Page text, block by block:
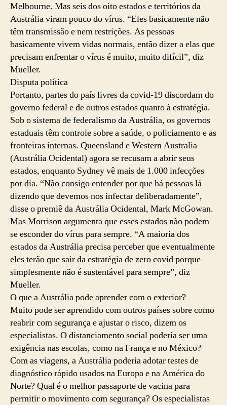
Melbourne. Mas seis dos oito estados e territórios da
Austrália viram pouco do vírus. “Eles basicamente não
têm transmissão e nem restrições. As pessoas
basicamente vivem vidas normais, então dizer a elas que
precisam enfrentar o vírus é muito, muito difícil”, diz
Mueller.
Disputa política
Portanto, partes do país livres da covid-19 discordam do
governo federal e de outros estados quanto à estratégia.
Sob o sistema de federalismo da Austrália, os governos
estaduais têm controle sobre a saúde, o policiamento e as
fronteiras internas. Queensland e Western Australia
(Austrália Ocidental) agora se recusam a abrir seus
estados, enquanto Sydney vê mais de 1.000 infecções
por dia. “Não consigo entender por que há pessoas lá
dizendo que devemos nos infectar deliberadamente”,
disse o premiê da Austrália Ocidental, Mark McGowan.
Mas Morrison argumenta que esses estados não podem
se esconder do vírus para sempre. “A maioria dos
estados da Austrália precisa perceber que eventualmente
eles terão que sair da estratégia de zero covid porque
simplesmente não é sustentável para sempre”, diz
Mueller.
O que a Austrália pode aprender com o exterior?
Muito pode ser aprendido com outros países sobre como
reabrir com segurança e ajustar o risco, dizem os
especialistas. O distanciamento social poderia ser uma
exigência nas escolas, como na França e no México?
Com as viagens, a Austrália poderia adotar testes de
diagnóstico rápido usados ​​na Europa e na América do
Norte? Qual é o melhor passaporte de vacina para
permitir o movimento com segurança? Os especialistas